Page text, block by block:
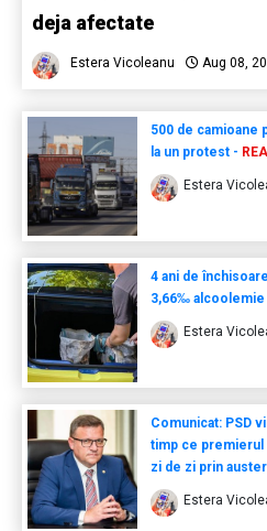
deja afectate
Estera Vicoleanu Aug 08,
500 de camioane
la un protest -
Estera
4 ani de
3,66‰ alcoolemie
Estera
Comunicat: PSD
timp ce premierul
zi de zi prin
Estera